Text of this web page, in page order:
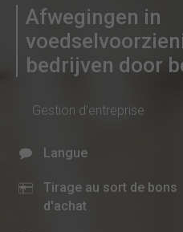
Afwegingen in
bedrijven door
Gestion d'entreprise
Langue
Tirage au sort de bons
d'achat